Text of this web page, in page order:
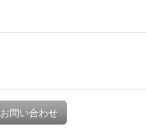
お問い合わせ